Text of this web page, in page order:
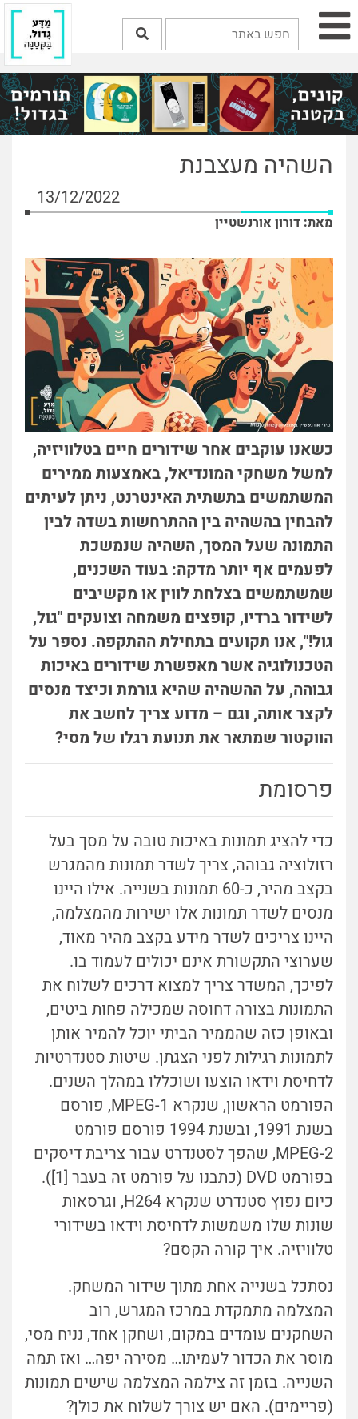
השהיה מעצבנת
13/12/2022
מאת: דורון אורנשטיין
כשאנו עוקבים אחר שידורים חיים בטלוויזיה,
למשל משחקי המונדיאל, באמצעות ממירים
המשתמשים בתשתית האינטרנט, ניתן לעיתים
להבחין בהשהיה בין ההתרחשות בשדה לבין
התמונה שעל המסך, השהיה שנמשכת
לפעמים אף יותר מדקה: בעוד השכנים,
שמשתמשים בצלחת לווין או מקשיבים
לשידור ברדיו, קופצים משמחה וצועקים "גול,
גול!", אנו תקועים בתחילת ההתקפה. נספר על
הטכנולוגיה אשר מאפשרת שידורים באיכות
גבוהה, על ההשהיה שהיא גורמת וכיצד מנסים
לקצר אותה, וגם – מדוע צריך לחשב את
הווקטור שמתאר את תנועת רגלו של מסי?
פרסומת
כדי להציג תמונות באיכות טובה על מסך בעל
רזולוציה גבוהה, צריך לשדר תמונות מהמגרש
בקצב מהיר, כ-60 תמונות בשנייה. אילו היינו
מנסים לשדר תמונות אלו ישירות מהמצלמה,
היינו צריכים לשדר מידע בקצב מהיר מאוד,
שערוצי התקשורת אינם יכולים לעמוד בו.
לפיכך, המשדר צריך למצוא דרכים לשלוח את
התמונות בצורה דחוסה שמכילה פחות ביטים,
ובאופן כזה שהממיר הביתי יוכל להמיר אותן
לתמונות רגילות לפני הצגתן. שיטות סטנדרטיות
לדחיסת וידאו הוצעו ושוכללו במהלך השנים.
הפורמט הראשון, שנקרא MPEG-1, פורסם
בשנת 1991, ובשנת 1994 פורסם פורמט
MPEG-2, שהפך לסטנדרט עבור צריבת דיסקים
בפורמט DVD (כתבנו על פורמט זה בעבר [1]).
כיום נפוץ סטנדרט שנקרא H264, וגרסאות
שונות שלו משמשות לדחיסת וידאו בשידורי
טלוויזיה. איך קורה הקסם?
נסתכל בשנייה אחת מתוך שידור המשחק.
המצלמה מתמקדת במרכז המגרש, רוב
השחקנים עומדים במקום, ושחקן אחד, נניח מסי,
מוסר את הכדור לעמיתו… מסירה יפה… ואז תמה
השנייה. בזמן זה צילמה המצלמה שישים תמונות
(פריימים). האם יש צורך לשלוח את כולן?